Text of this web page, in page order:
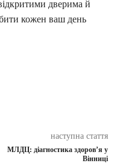
дверима й
кожен ваш день
наступна стаття
МЛДЦ: діагностика здоров’я у
Вінниці